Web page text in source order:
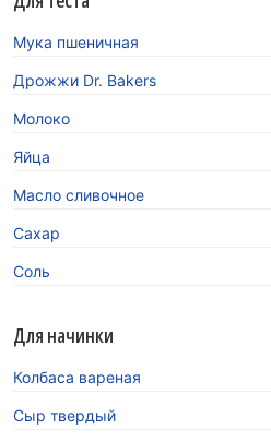
Мука пшеничная
Дрожжи Dr. Bakers
Молоко
Яйца
Масло сливочное
Сахар
Соль
Для начинки
Колбаса вареная
Сыр твердый